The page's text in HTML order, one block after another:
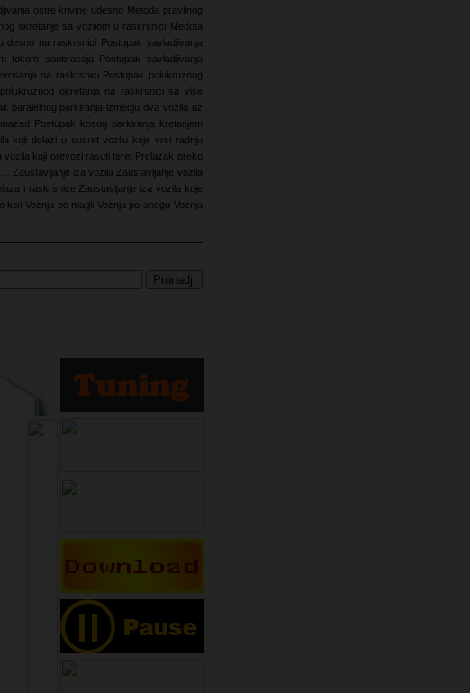
ostre krivine udesno Metoda pravilnog
skretanje sa vozilom u raskrsnici Medota
desno na raskrsnici Postupak savladjivanja
tokom saobracaja Postupak savladjivanja
na raskrsnici Postupak polukruznog
okretanja na raskrsnici sa vise
paralelnog parkiranja izmedju dva vozila uz
Postupak kosog parkiranja kretanjem
koji dolazi u susret vozilu koje vrsi radnju
vozila koji prevozi rasuti teret Prelazak preko
Zaustavljanje iza vozila Zaustavljanje vozila
i raskrsnice Zaustavljanje iza vozila koje
kisiVoznja po magli Voznja po snegu Voznja